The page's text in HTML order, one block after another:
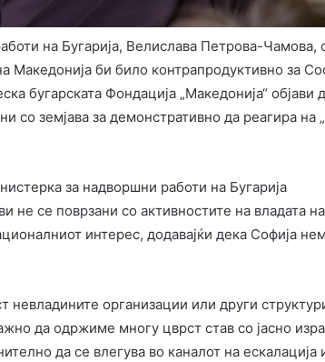
на Бугарија, Велислава Петрова-Чамова,
би било контрапродуктивно за
бугарската Фондација „Македонија“ објави
со земјава за демонстративно да реагира на
за надворшни работи на Бугарија
не се поврзани со активностите на владата
интерес, додавајќи дека Софија
организации или други
да одржиме многу цврст став со јасно
да се влегува во каналот на ескалација